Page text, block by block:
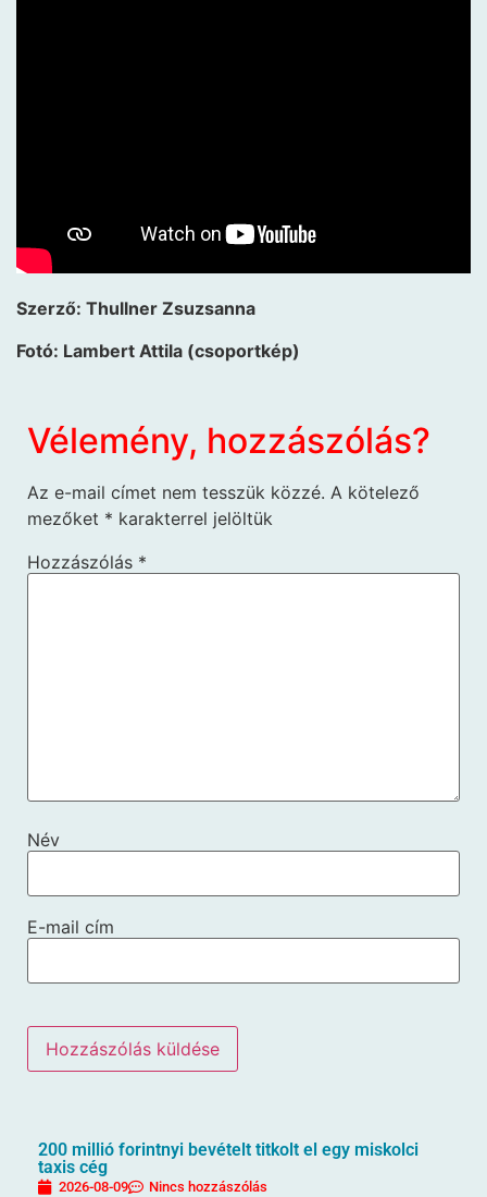
Szerző: Thullner Zsuzsanna
Fotó: Lambert Attila (csoportkép)
Vélemény, hozzászólás?
Az e-mail címet nem tesszük közzé. A kötelező
mezőket * karakterrel jelöltük
Hozzászólás *
Név
E-mail cím
200 millió forintnyi bevételt titkolt el egy miskolci
taxis cég
2026-08-09 Nincs hozzászólás